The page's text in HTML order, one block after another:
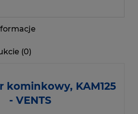
(0)
kominkowy, KAM125
- VENTS